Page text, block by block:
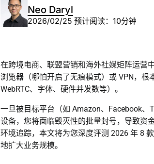
Neo Daryl
2026/02/25 预计阅读：10分钟
在跨境电商、联盟营销和海外社媒矩阵运营
浏览器（哪怕开启了无痕模式）或 VPN，根
WebRTC、字体、硬件并发数等）。
一旦被目标平台（如 Amazon、Facebook
设备，您将面临毁灭性的批量封号，导致资
环境追踪，本文将为您深度评测 2026 年 8
地扩大业务规模。